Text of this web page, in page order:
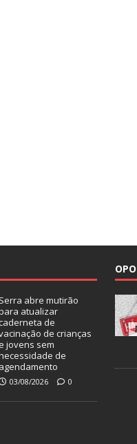
Serra abre mutirão
atualizar
de
de crianças
e jovens sem
de
agendamento
03/08/2026 0